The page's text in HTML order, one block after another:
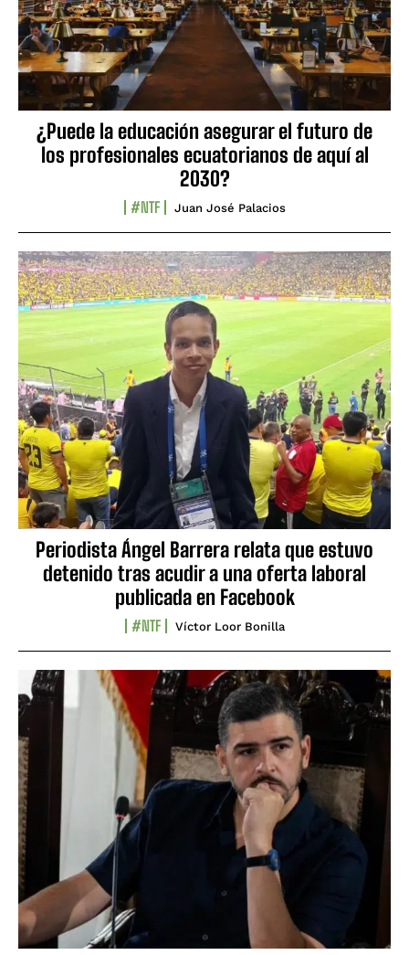
¿Puede la educación asegurar el futuro de
los profesionales ecuatorianos de aquí al
2030?
#NTF Juan José Palacios
Periodista Ángel Barrera relata que estuvo
detenido tras acudir a una oferta laboral
publicada en Facebook
#NTF Víctor Loor Bonilla